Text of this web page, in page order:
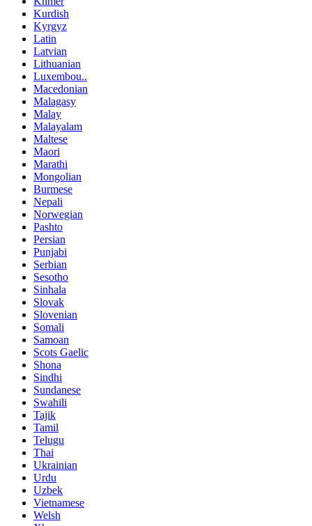
Kurdish
Kyrgyz
Latin
Latvian
Lithuanian
Luxembou..
Macedonian
Malagasy
Malay
Malayalam
Maltese
Maori
Marathi
Mongolian
Burmese
Nepali
Norwegian
Pashto
Persian
Punjabi
Serbian
Sesotho
Sinhala
Slovak
Slovenian
Somali
Samoan
Scots Gaelic
Shona
Sindhi
Sundanese
Swahili
Tajik
Tamil
Telugu
Thai
Ukrainian
Urdu
Uzbek
Vietnamese
Welsh